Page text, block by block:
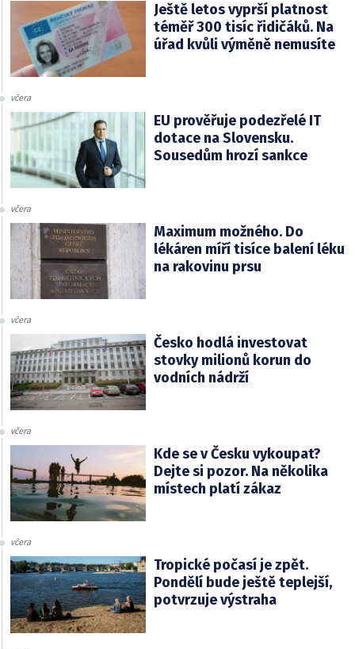
Ještě letos vyprší platnost
téměř 300 tisíc řidičáků. Na
úřad kvůli výměně nemusíte
včera
EU prověřuje podezřelé IT
dotace na Slovensku.
Sousedům hrozí sankce
včera
Maximum možného. Do
lékáren míří tisíce balení léku
na rakovinu prsu
včera
Česko hodlá investovat
stovky milionů korun do
vodních nádrží
včera
Kde se v Česku vykoupat?
Dejte si pozor. Na několika
místech platí zákaz
včera
Tropické počasí je zpět.
Pondělí bude ještě teplejší,
potvrzuje výstraha